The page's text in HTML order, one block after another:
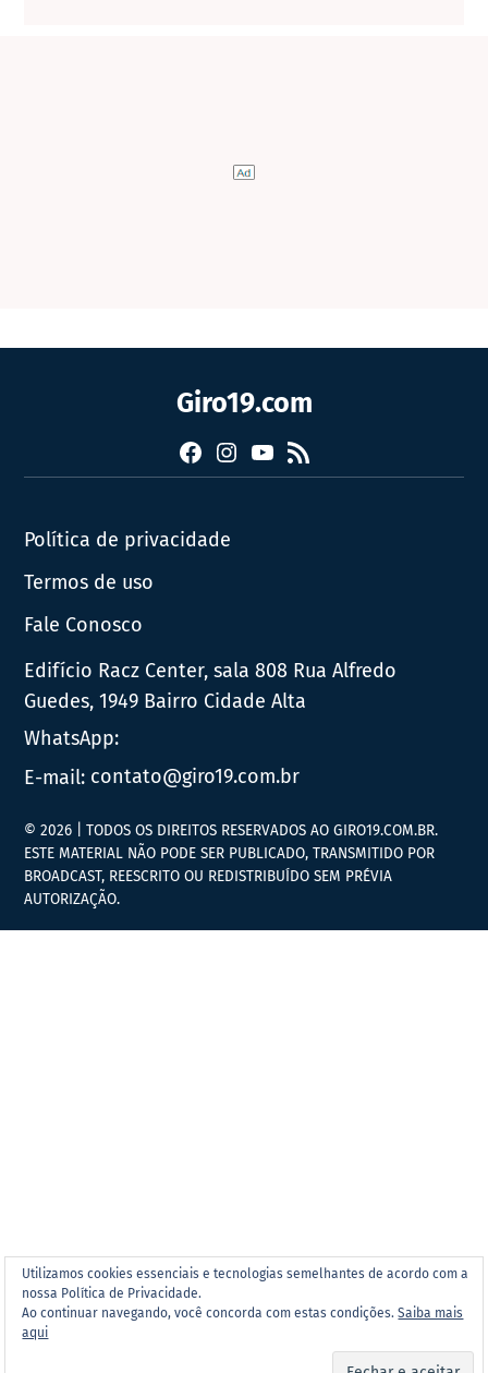
Giro19.com
FacebookInstagram
YouTube
RSS
Política de privacidade
Termos de uso
Fale Conosco
Edifício Racz Center, sala 808 Rua Alfredo
Guedes, 1949 Bairro Cidade Alta
WhatsApp:
E-mail: contato@giro19.com.br
Utilizamos cookies essenciais e tecnologias semelhantes de acordo com a
nossa Política de Privacidade.
Ao continuar navegando, você concorda com estas condições.Saiba mais
aqui
© 2026 | TODOS OS DIREITOS RESERVADOS AO GIRO19.COM.BR.
ESTE MATERIAL NÃO PODE SER PUBLICADO, TRANSMITIDO POR
BROADCAST, REESCRITO OU REDISTRIBUÍDO SEM PRÉVIA
AUTORIZAÇÃO.